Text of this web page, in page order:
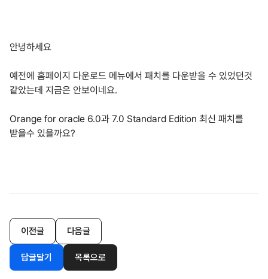
안녕하세요
예전에 홈페이지 다운로드 메뉴에서 패치를 다운받을 수 있었던것
같았는데 지금은 안보이네요.
Orange for oracle 6.0과 7.0 Standard Edition 최신 패치를
받을수 있을까요?
이전글 다음글
답글달기 목록으로